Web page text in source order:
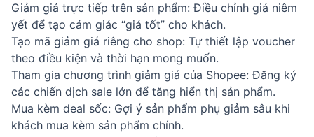
Giảm giá trực tiếp trên sản phẩm: Điều chỉnh giá niêm
yết để tạo cảm giác “giá tốt” cho khách.
Tạo mã giảm giá riêng cho shop: Tự thiết lập voucher
theo điều kiện và thời hạn mong muốn.
Tham gia chương trình giảm giá của Shopee: Đăng ký
các chiến dịch sale lớn để tăng hiển thị sản phẩm.
Mua kèm deal sốc: Gợi ý sản phẩm phụ giảm sâu khi
khách mua kèm sản phẩm chính.